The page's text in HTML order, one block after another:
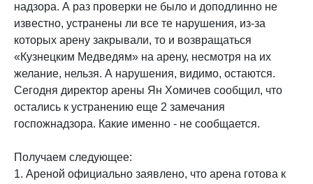
надзора. А раз проверки не было и доподлинно не
известно, устранены ли все те нарушения, из-за
которых арену закрывали, то и возвращаться
«Кузнецким Медведям» на арену, несмотря на их
желание, нельзя. А нарушения, видимо, остаются.
Сегодня директор арены Ян Хомичев сообщил, что
остались к устранению еще 2 замечания
госпожнадзора. Какие именно - не сообщается.
Получаем следующее:
1. Ареной официально заявлено, что арена готова к